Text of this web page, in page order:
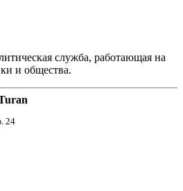
служба, работающая на
и общества.
24